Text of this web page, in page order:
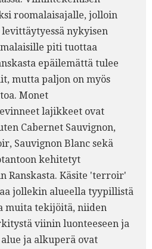
roomalaisajalle, jolloin
nykyisen
piti tuottaa
epäilemättä tulee
mutta paljon on myös
Monet
lajikkeet ovat
Cabernet Sauvignon,
Sauvignon Blanc sekä
kehitetyt
Ranskasta. Käsite 'terroir'
jollekin alueella tyypillistä
muita tekijöitä, niiden
viinin luonteeseen ja
ja alkuperä ovat